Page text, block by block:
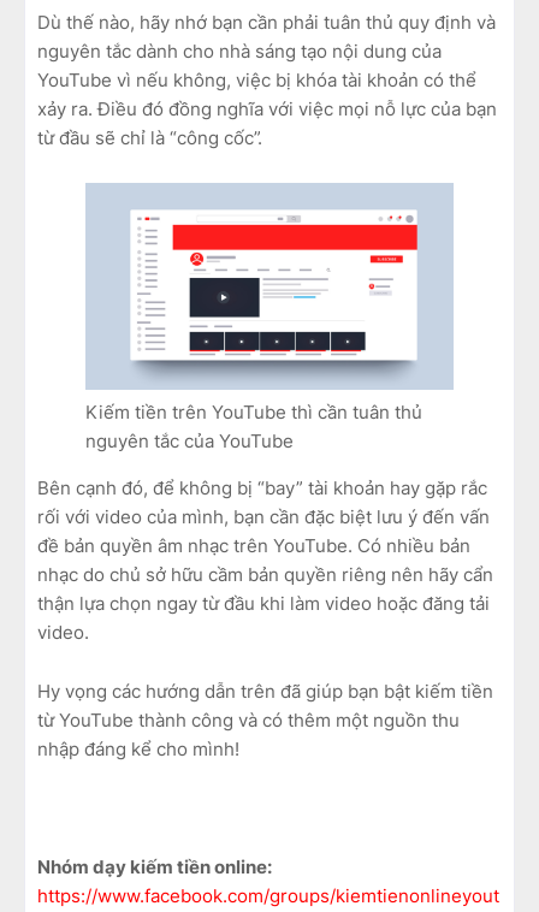
Dù thế nào, hãy nhớ bạn cần phải tuân thủ quy định và
nguyên tắc dành cho nhà sáng tạo nội dung của
YouTube vì nếu không, việc bị khóa tài khoản có thể
xảy ra. Điều đó đồng nghĩa với việc mọi nỗ lực của bạn
từ đầu sẽ chỉ là “công cốc”.
Kiếm tiền trên YouTube thì cần tuân thủ
nguyên tắc của YouTube
Bên cạnh đó, để không bị “bay” tài khoản hay gặp rắc
rối với video của mình, bạn cần đặc biệt lưu ý đến vấn
đề bản quyền âm nhạc trên YouTube. Có nhiều bản
nhạc do chủ sở hữu cầm bản quyền riêng nên hãy cẩn
thận lựa chọn ngay từ đầu khi làm video hoặc đăng tải
video.
Hy vọng các hướng dẫn trên đã giúp bạn bật kiếm tiền
từ YouTube thành công và có thêm một nguồn thu
nhập đáng kể cho mình!
Nhóm dạy kiếm tiền online:
https://www.facebook.com/groups/kiemtienonlineyout